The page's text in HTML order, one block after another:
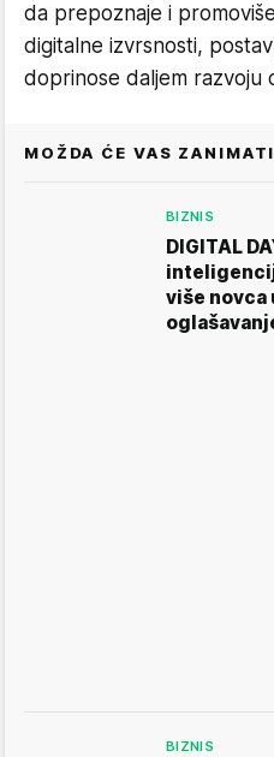
da prepoznaje i
digitalne izvrsnosti,
doprinose daljem razvoju
MOŽDA ĆE VAS ZANIMATI
BIZNIS
DIGITAL
više novca
BIZNIS